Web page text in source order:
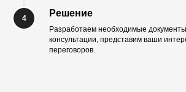
Решение
Разработаем необходимые
консультации, представим ваши
переговоров.